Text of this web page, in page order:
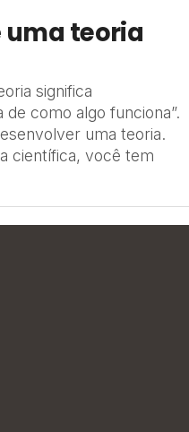
uma teoria
significa
como algo funciona”.
uma teoria.
científica, você tem